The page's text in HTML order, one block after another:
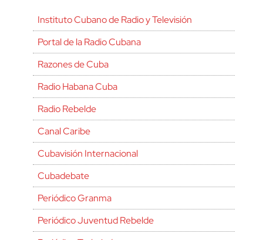
Instituto Cubano de Radio y Televisión
Portal de la Radio Cubana
Razones de Cuba
Radio Habana Cuba
Radio Rebelde
Canal Caribe
Cubavisión Internacional
Cubadebate
Periódico Granma
Periódico Juventud Rebelde